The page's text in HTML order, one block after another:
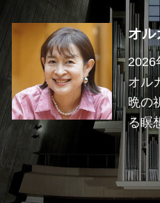
オル
2026
オル
晩の
る瞑